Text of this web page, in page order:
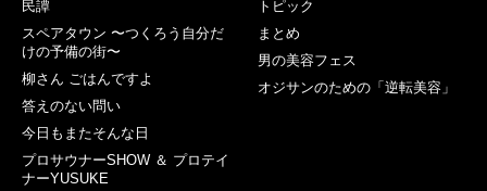
民譚
スペアタウン 〜つくろう自分だ
けの予備の街〜
柳さん ごはんですよ
答えのない問い
今日もまたそんな日
プロサウナーSHOW ＆ プロテイ
ナーYUSUKE
トピック
まとめ
男の美容フェス
オジサンのための「逆転美容」